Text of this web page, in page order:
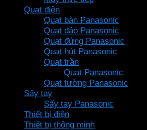
Quạt điện
Quạt bàn Panasonic
Quạt đảo Panasonic
Quạt đứng Panasonic
Quạt hút Panasonic
Quạt trần
Quạt Panasonic
Quạt tường Panasonic
Sấy tay
Sấy tay Panasonic
Thiết bị điện
Thiết bị thông minh